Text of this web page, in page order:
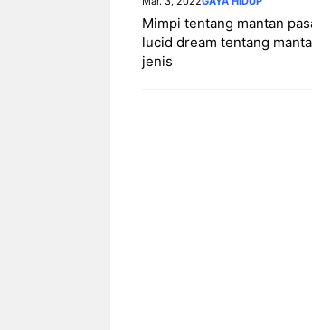
Mimpi tentang mantan
lucid dream tentang
jenis